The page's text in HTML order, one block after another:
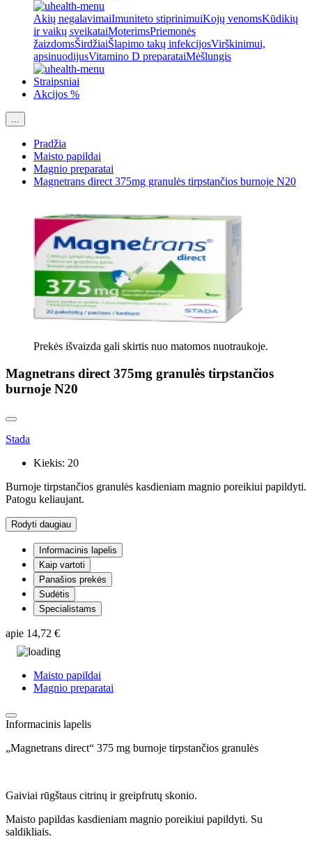
Akių negalavimaiImuniteto stiprinimuiKojų venomsKūdikių
ir vaikų sveikataiMoterimsPriemonės
žaizdomsŠirdžiaiŠlapimo takų infekcijosVirškinimui,
apsinuodijusVitamino D preparataiMėšlungis
Straipsniai
Akcijos %
...
Pradžia
Maisto papildai
Magnio preparatai
Magnetrans direct 375mg granulės tirpstančios burnoje N20
Prekės išvaizda gali skirtis nuo matomos nuotraukoje.
Magnetrans direct 375mg granulės tirpstančios
burnoje N20
Stada
Kiekis: 20
Burnoje tirpstančios granulės kasdieniam magnio poreikiui papildyti.
Patogu keliaujant.
Rodyti daugiau
Informacinis lapelis
Kaip vartoti
Panašios prekės
Sudėtis
Specialistams
apie 14,72 €
Maisto papildai
Magnio preparatai
Informacinis lapelis
„Magnetrans direct“ 375 mg burnoje tirpstančios granulės
Gaiviai rūgštaus citrinų ir greipfrutų skonio.
Maisto papildas kasdieniam magnio poreikiui papildyti. Su
saldikliais.